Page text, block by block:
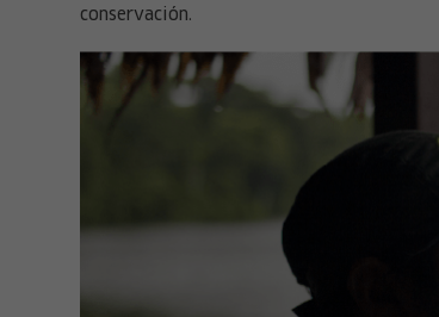
conservación.